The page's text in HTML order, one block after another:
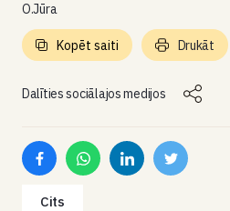
O.Jūra
Dalīties sociālajos medijos
Kopēt saiti Drukāt
Cits